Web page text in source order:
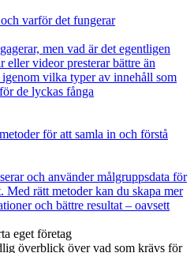
varför det fungerar
men vad är det egentligen
eller videor presterar bättre än
vilka typer av innehåll som
de lyckas fånga
för att samla in och förstå
och använder målgruppsdata för
Med rätt metoder kan du skapa mer
och bättre resultat – oavsett
eget företag
överblick över vad som krävs för